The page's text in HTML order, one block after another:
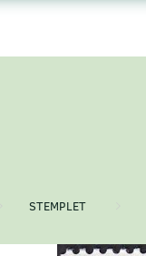
STEMPLET